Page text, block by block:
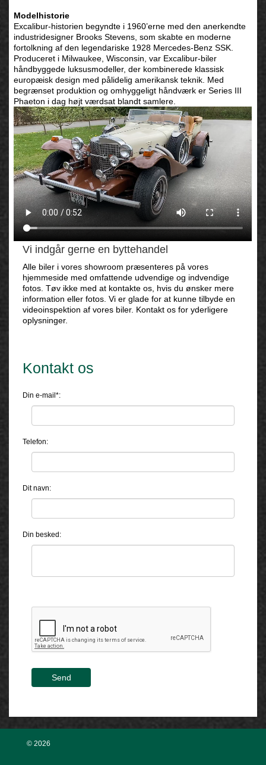
Modelhistorie
Excalibur-historien begyndte i 1960’erne med den anerkendte
industridesigner Brooks Stevens, som skabte en moderne
fortolkning af den legendariske 1928 Mercedes-Benz SSK.
Produceret i Milwaukee, Wisconsin, var Excalibur-biler
håndbyggede luksusmodeller, der kombinerede klassisk
europæisk design med pålidelig amerikansk teknik. Med
begrænset produktion og omhyggeligt håndværk er Series III
Phaeton i dag højt værdsat blandt samlere.
Vi indgår gerne en byttehandel
Alle biler i vores showroom præsenteres på vores
hjemmeside med omfattende udvendige og indvendige
fotos. Tøv ikke med at kontakte os, hvis du ønsker mere
information eller fotos. Vi er glade for at kunne tilbyde en
videoinspektion af vores biler. Kontakt os for yderligere
oplysninger.
Kontakt os
Din e-mail*:
Telefon:
Dit navn:
Din besked:
Send
© 2026